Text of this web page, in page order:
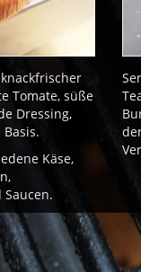
Tomate, süße
Dressing,
Basis.
Käse,